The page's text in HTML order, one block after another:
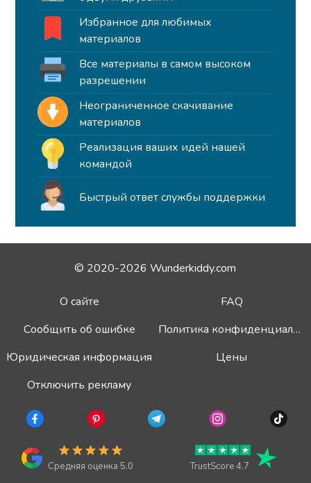
Избранное для любимых
материалов
Все материалы в самом высоком
разрешении
Неограниченное скачивание
материалов
Реализация ваших идей нашей
командой
Быстрый ответ службы поддержки
© 2020-2026 Wunderkiddy.com
О сайте
FAQ
Сообщить об ошибке
Политика конфиденциальности
Юридическая информация
Цены
Отключить рекламу
Средняя оценка 5.0 TrustScore 4.7